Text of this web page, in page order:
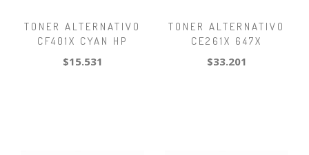
TONER ALTERNATIVO
CF401X CYAN HP
$15.531
TONER ALTERNATIVO
CE261X 647X
$33.201